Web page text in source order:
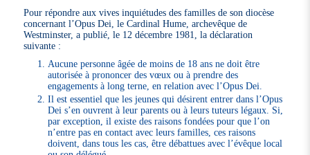
Pour répondre aux vives inquiétudes des familles de son diocèse
concernant l’Opus Dei, le Cardinal Hume, archevêque de
Westminster, a publié, le 12 décembre 1981, la déclaration
suivante :
Aucune personne âgée de moins de 18 ans ne doit être
autorisée à prononcer des vœux ou à prendre des
engagements à long terne, en relation avec l’Opus Dei.
Il est essentiel que les jeunes qui désirent entrer dans l’Opus
Dei s’en ouvrent à leur parents ou à leurs tuteurs légaux. Si,
par exception, il existe des raisons fondées pour que l’on
n’entre pas en contact avec leurs familles, ces raisons
doivent, dans tous les cas, être débattues avec l’évêque local